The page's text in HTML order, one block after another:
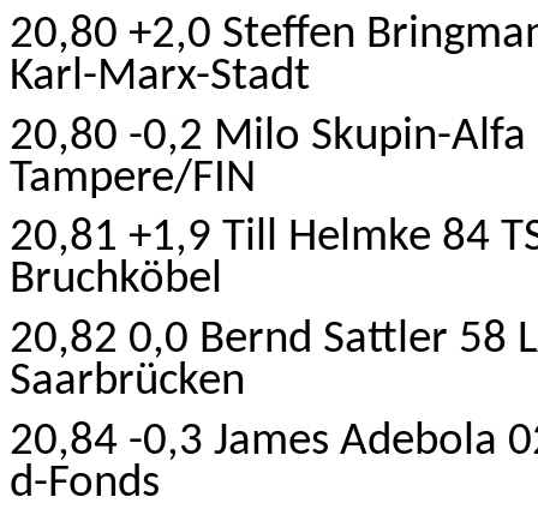
20,80 +2,0 Steffen
Karl-Marx-Stadt
20,80 -0,2 Milo Skupin-
Tampere/FIN
20,81 +1,9 Till Helmke 84
Bruchköbel
20,82 0,0 Bernd Sattler 58
Saarbrücken
20,84 -0,3 James Adebola
d-Fonds